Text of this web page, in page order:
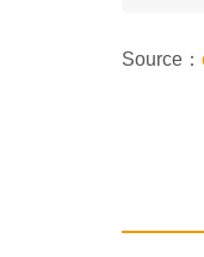
Source：